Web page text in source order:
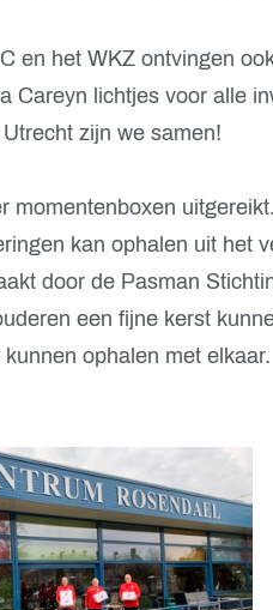
en het WKZ ontvingen
Careyn lichtjes voor alle
zijn we samen!
momentenboxen
kan ophalen uit het
door de Pasman
een fijne kerst
ophalen met elkaar.